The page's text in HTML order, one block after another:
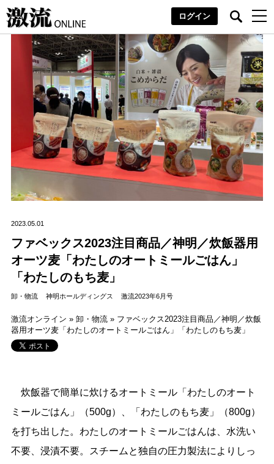
ログイン
2023.05.01
ファベックス2023注目商品／神明／炊飯器用
オーツ麦「わたしのオートミールごはん」
「わたしのもち麦」
卸・物流 神明ホールディングス 激流2023年6月号
激流オンライン » 卸・物流» ファベックス2023注目商品／神明／炊飯
器用オーツ麦「わたしのオートミールごはん」「わたしのもち麦」
炊飯器で簡単に炊けるオートミール「わたしのオート
ミールごはん」（500g）、「わたしのもち麦」（800g）
を打ち出した。わたしのオートミールごはんは、水洗い
不要、浸漬不要。スチームと独自の圧力製法によりしっ